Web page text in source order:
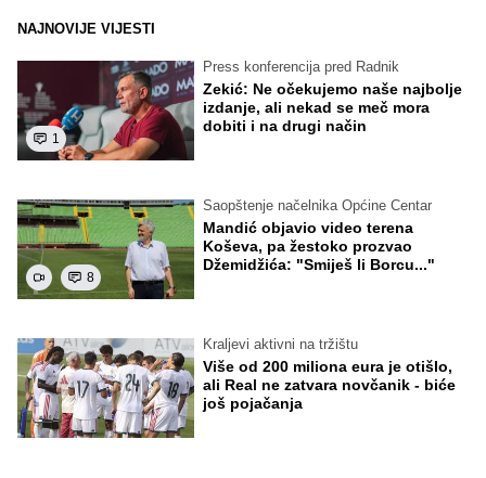
NAJNOVIJE VIJESTI
1
Press konferencija pred Radnik
Zekić: Ne očekujemo naše najbolje
izdanje, ali nekad se meč mora
dobiti i na drugi način
8
Saopštenje načelnika Općine Centar
Mandić objavio video terena
Koševa, pa žestoko prozvao
Džemidžića: "Smiješ li Borcu..."
Kraljevi aktivni na tržištu
Više od 200 miliona eura je otišlo,
ali Real ne zatvara novčanik - biće
još pojačanja